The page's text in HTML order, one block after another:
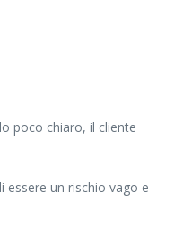
poco chiaro, il cliente
un rischio vago e